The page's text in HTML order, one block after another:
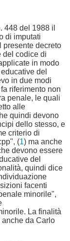
448 del 1988 il
di imputati
presente decreto
del codice di
in modo
del
in due modi
riferimento non
penale, le quali
alle
quindi devono
dello stesso, e
criterio di
(1) ma anche
devono essere
del
quindi dice
facenti
minorile",
La finalità
da Carlo